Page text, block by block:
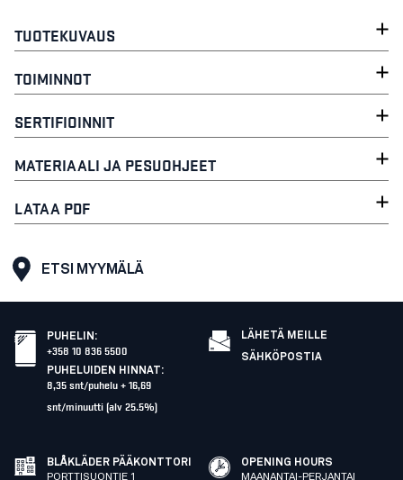
TUOTEKUVAUS
TOIMINNOT
SERTIFIOINNIT
MATERIAALI JA PESUOHJEET
LATAA PDF
ETSI MYYMÄLÄ
PUHELIN :
+358 10 836 5500
PUHELUIDEN HINNAT:
8,35 snt/puhelu + 16,69
snt/minuutti (alv 25.5%)
LÄHETÄ MEILLE
SÄHKÖPOSTIA
BLÅKLÄDER PÄÄKONTTORI
PORTTISUONTIE 1
OPENING HOURS
MAANANTAI-PERJANTAI